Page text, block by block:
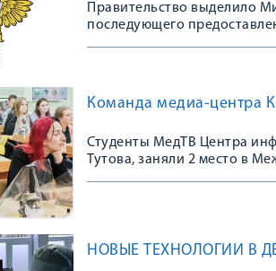
Правительство выделило
последующего
Команда медиа-центра
Студенты МедТВ Центра
Тутова, заняли 2 место в
НОВЫЕ ТЕХНОЛОГИИ В